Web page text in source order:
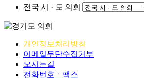
전국 시 · 도 의회
개인정보처리방침
이메일무단수집거부
오시는길
전화번호ㆍ팩스